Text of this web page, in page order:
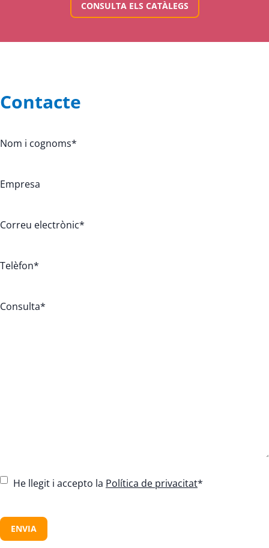
CONSULTA ELS CATÀLEGS
Contacte
Nom i cognoms*
Empresa
Correu electrònic*
Telèfon*
Consulta*
C
s
e
He llegit i accepto la Política de privacitat*
A
P